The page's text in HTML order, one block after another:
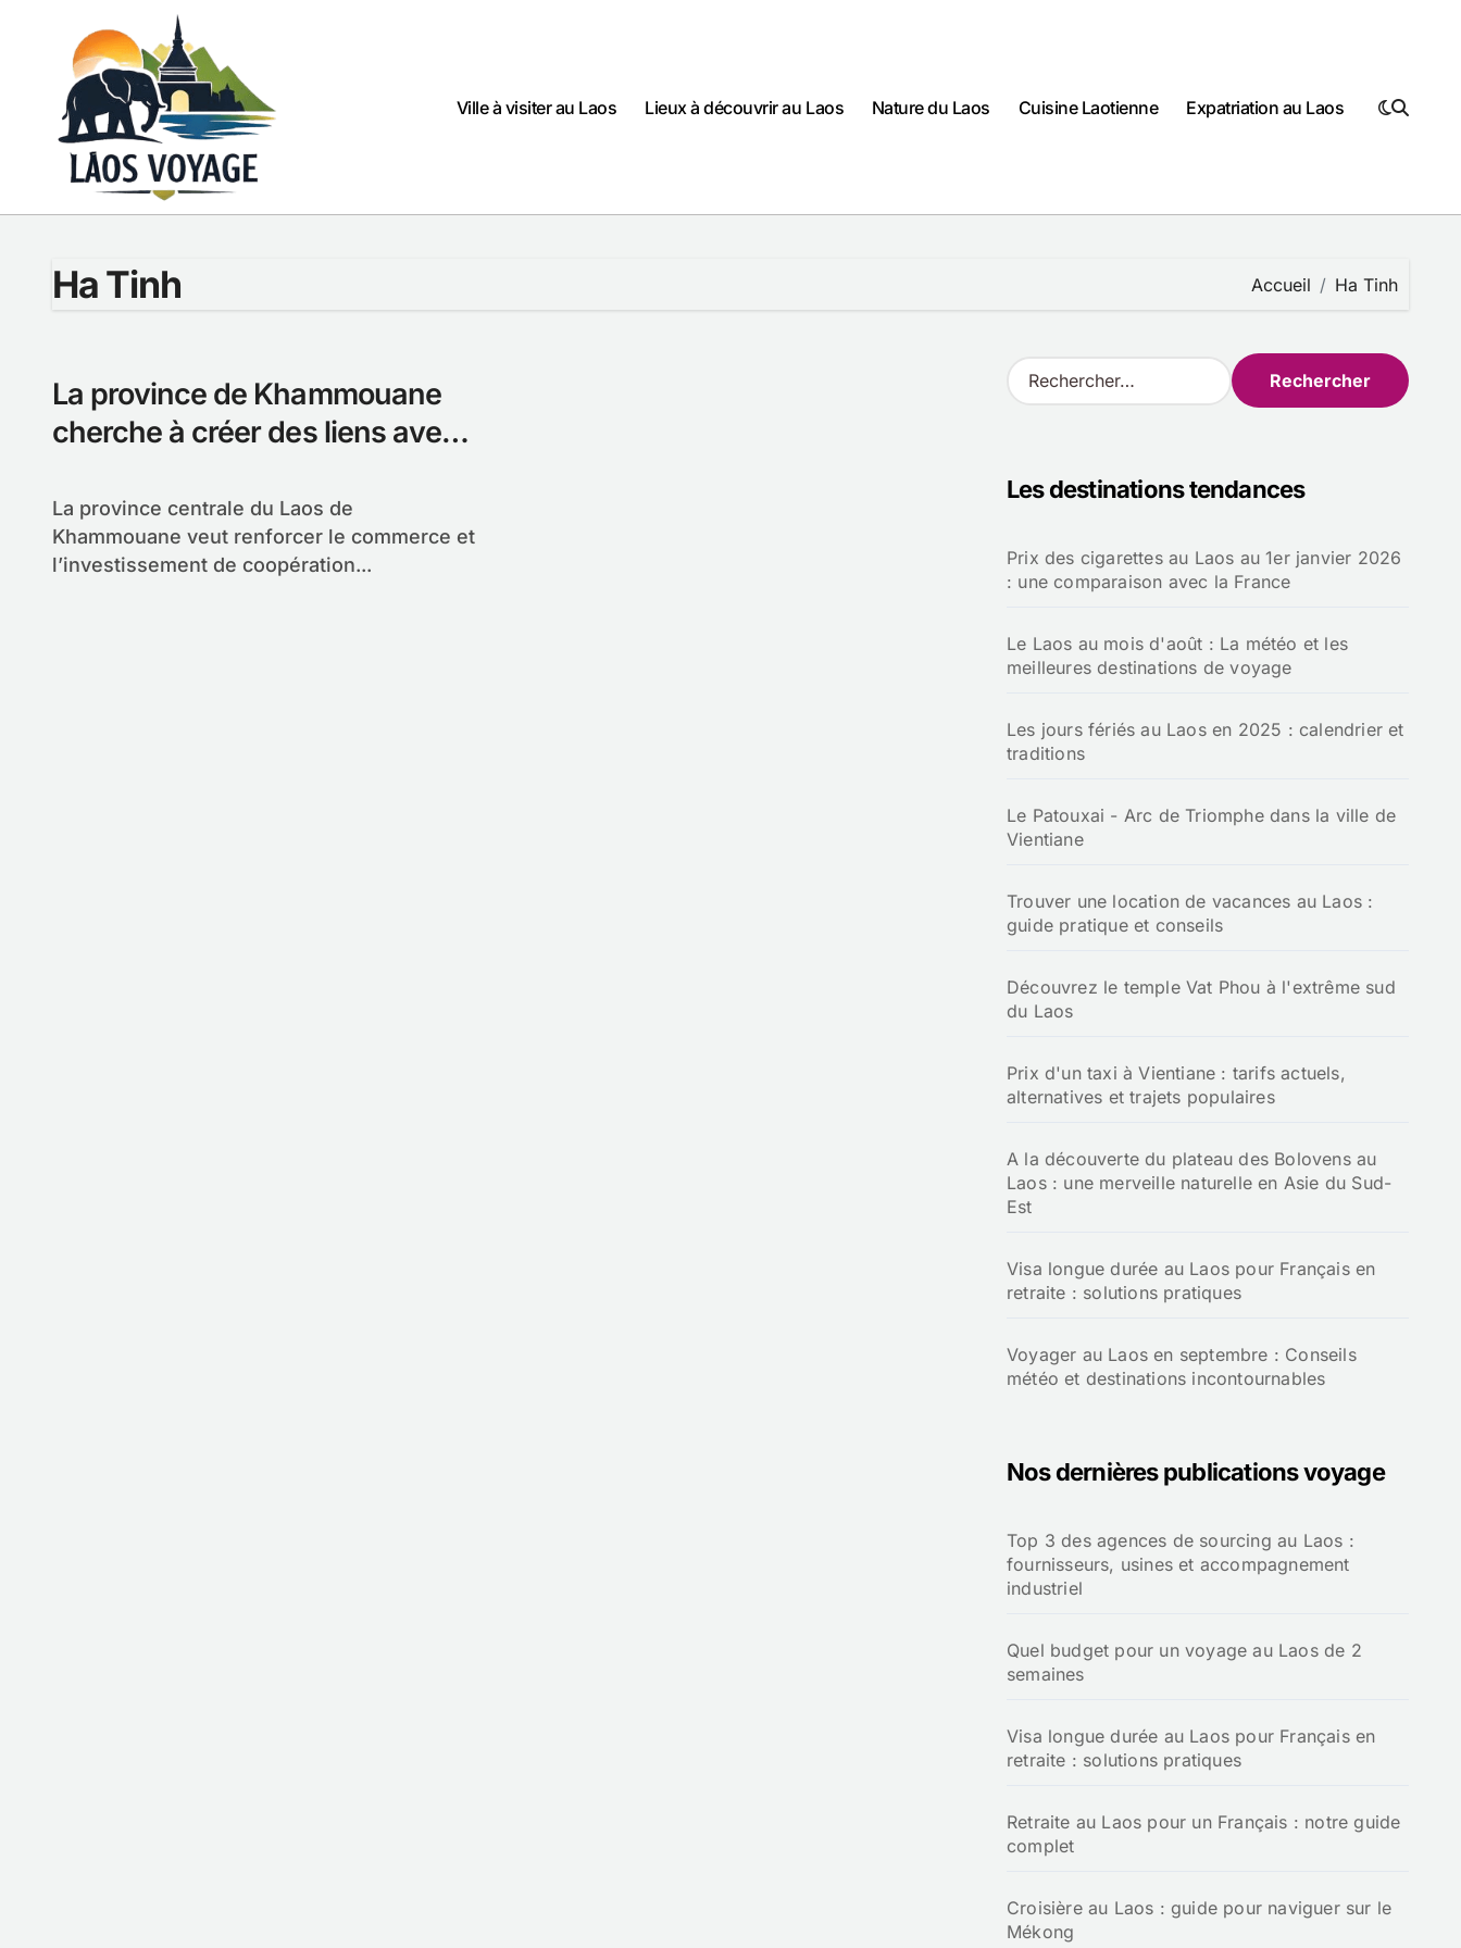
Ville à visiter au Laos Lieux à découvrir au Laos Nature du Laos Cuisine Laotienne Expatriation au Laos
Ha Tinh Accueil Ha Tinh
La province de Khammouane
cherche à créer des liens avec
La province centrale du Laos de
Khammouane veut renforcer le commerce et
l’investissement de coopération...
R
e
r
e
r
Les destinations tendances
Prix des cigarettes au Laos au 1er janvier 2026
: une comparaison avec la France
Le Laos au mois d'août : La météo et les
meilleures destinations de voyage
Les jours fériés au Laos en 2025 : calendrier et
traditions
Le Patouxai - Arc de Triomphe dans la ville de
Vientiane
Trouver une location de vacances au Laos :
guide pratique et conseils
Découvrez le temple Vat Phou à l'extrême sud
du Laos
Prix d'un taxi à Vientiane : tarifs actuels,
alternatives et trajets populaires
A la découverte du plateau des Bolovens au
Laos : une merveille naturelle en Asie du Sud-
Est
Visa longue durée au Laos pour Français en
retraite : solutions pratiques
Voyager au Laos en septembre : Conseils
météo et destinations incontournables
Nos dernières publications voyage
Top 3 des agences de sourcing au Laos :
fournisseurs, usines et accompagnement
industriel
Quel budget pour un voyage au Laos de 2
semaines
Visa longue durée au Laos pour Français en
retraite : solutions pratiques
Retraite au Laos pour un Français : notre guide
complet
Croisière au Laos : guide pour naviguer sur le
Mékong